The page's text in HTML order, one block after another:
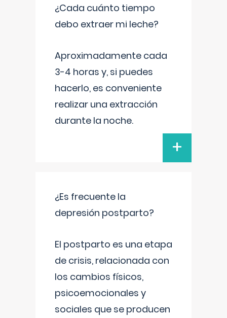
¿Cada cuánto tiempo
debo extraer mi leche?
Aproximadamente cada
3-4 horas y, si puedes
hacerlo, es conveniente
realizar una extracción
durante la noche.
+
¿Es frecuente la
depresión postparto?
El postparto es una etapa
de crisis, relacionada con
los cambios físicos,
psicoemocionales y
sociales que se producen